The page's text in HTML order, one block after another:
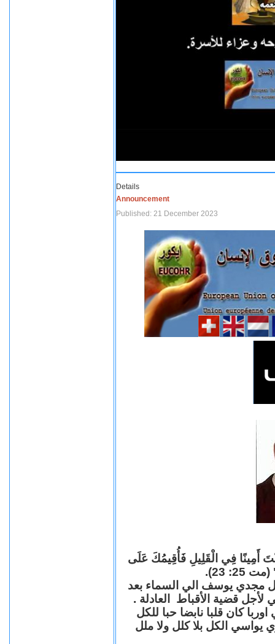
Details
Announcement
Published: 21 December 2023
أَمِينًا فِي الْقَلِيلِ فَأُقِيمُكَ عَلَى
23).
مجدي يوسف الي السماء بعد
قضية الأقباط العادلة .
كان قلبا نابضا حبا للكل
يواسي الكل بلا كلل ولا ملل